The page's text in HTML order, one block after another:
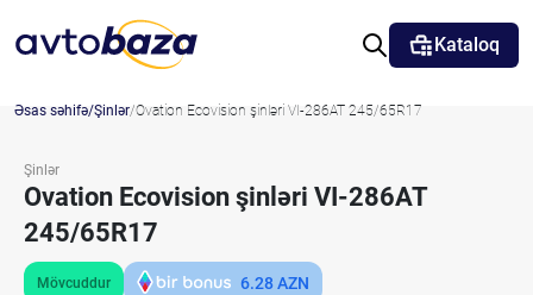
Kataloq
Əsas səhifə Şinlər Ovation Ecovision şinləri VI-286AT 245/65R17
Şinlər
Ovation Ecovision şinləri VI-286AT
245/65R17
Mövcuddur 6.28 AZN